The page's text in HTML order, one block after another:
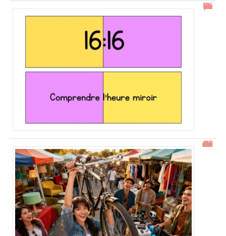
16h16 : comprendre l’heure miroir
Gtrouve : Les Meilleures Annonces Gratuites à Découvrir